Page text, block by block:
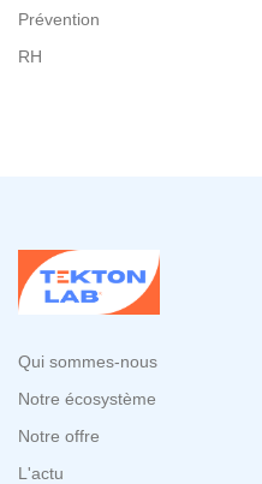
Prévention
RH
Qui sommes-nous
Notre écosystème
Notre offre
L'actu